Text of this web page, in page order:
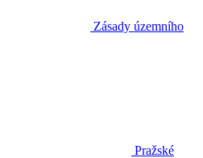
Zásady územního
Pražské